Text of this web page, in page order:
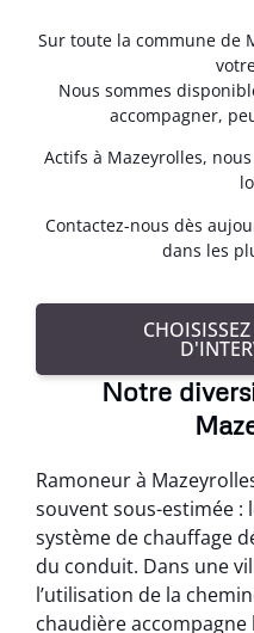
Sur toute la commune de
Nous sommes
accompagner,
Actifs à Mazeyrolles,
Contactez-nous dès
dans les
Notre
Ramoneur à
souvent sous-estimée :
système de chauffage
du conduit. Dans une
l’utilisation de la
chaudière accompagne